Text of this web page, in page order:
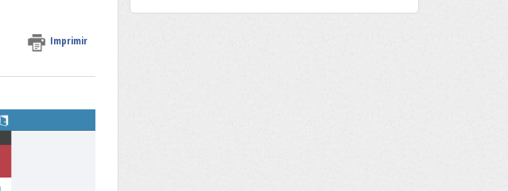
Imprimir